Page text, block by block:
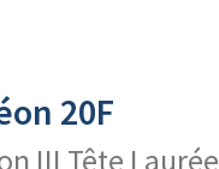
20F
III Tête Laurée